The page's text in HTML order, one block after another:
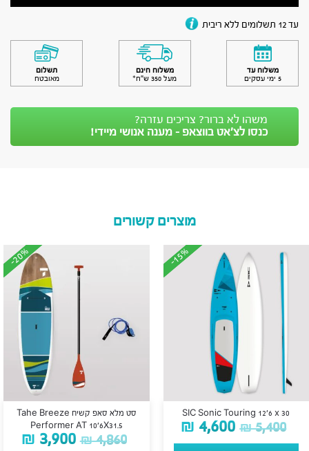
עד 12 תשלומים ללא ריבית
משלוח עד
5 ימי עסקים
משלוח חינם
מעל 350 ש״ח*
תשלום
מאובטח
משהו לא ברור? צריכים עזרה?
כנסו לצ’אט בווצאפ - מענה אנושי מיידי!
מוצרים קשורים
-15%
-15%
SIC Sonic Touring 12’6 x 30
₪5,400
₪ 4,600
-20%
-20%
סט מלא סאפ קשיח Tahe Breeze
Performer AT 10’6X31.5
₪4,860
₪ 3,900